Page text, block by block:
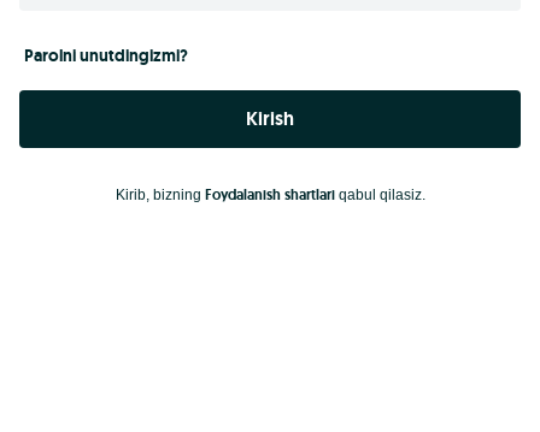
Parolni unutdingizmi?
Kirish
Kirib, bizning Foydalanish shartlariqabul qilasiz.